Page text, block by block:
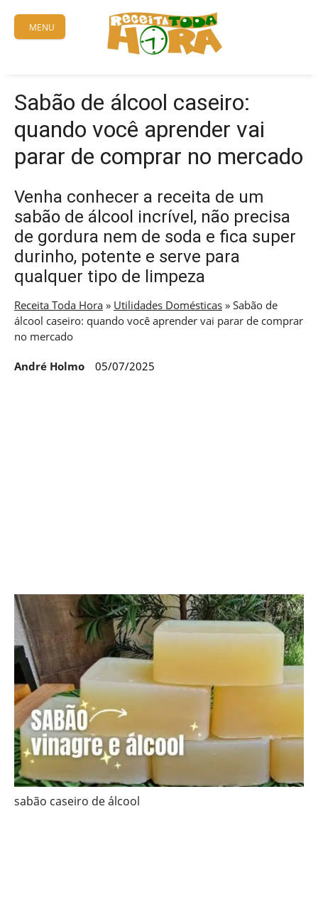
content
MENU
Sabão de álcool caseiro:
quando você aprender vai
parar de comprar no mercado
Venha conhecer a receita de um
sabão de álcool incrível, não precisa
de gordura nem de soda e fica super
durinho, potente e serve para
qualquer tipo de limpeza
Receita Toda Hora » Utilidades Domésticas » Sabão de
álcool caseiro: quando você aprender vai parar de comprar
no mercado
André Holmo 05/07/2025
sabão caseiro de álcool